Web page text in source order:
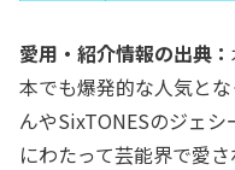
愛用・紹介情報の出典：
本でも爆発的な人気と
んやSixTONESのジェ
にわたって芸能界で愛さ